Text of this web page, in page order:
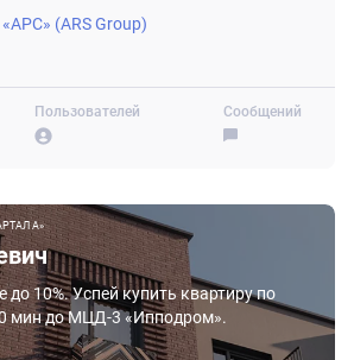
Пользователей Сообщений
(ARS Group)
А»
до 10%. Успей купить квартиру по
мин до МЦД-3 «Ипподром».